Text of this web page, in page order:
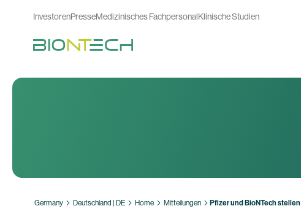
InvestorenPresseMedizinisches FachpersonalKlinische Studien
Germany Deutschland | DE Home Mitteilungen Pfizer und BioNTech